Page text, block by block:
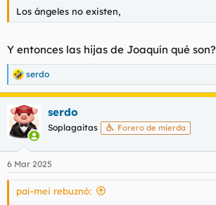
Los ángeles no existen,
Y entonces las hijas de Joaquín qué son?
R
e
a
c
c
i
e
s
serdo
serdo
Soplagaitas Forero de mierda
6 Mar 2025
pai-mei rebuznó: